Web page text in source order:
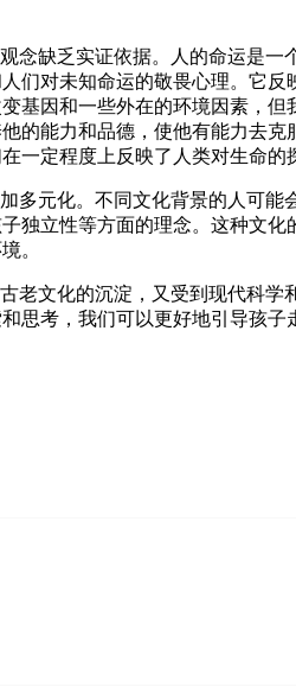
念缺乏实证依据。人的命运是
们对未知命运的敬畏心理。它
基因和一些外在的环境因素，
的能力和品德，使他有能力去
一定程度上反映了人类对生命的
多元化。不同文化背景的人可
独立性等方面的理念。这种文
。
老文化的沉淀，又受到现代科
思考，我们可以更好地引导孩子